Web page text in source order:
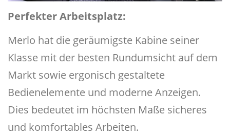
Perfekter Arbeitsplatz:
Merlo hat die geräumigste Kabine seiner
Klasse mit der besten Rundumsicht auf dem
Markt sowie ergonisch gestaltete
Bedienelemente und moderne Anzeigen.
Dies bedeutet im höchsten Maße sicheres
und komfortables Arbeiten.